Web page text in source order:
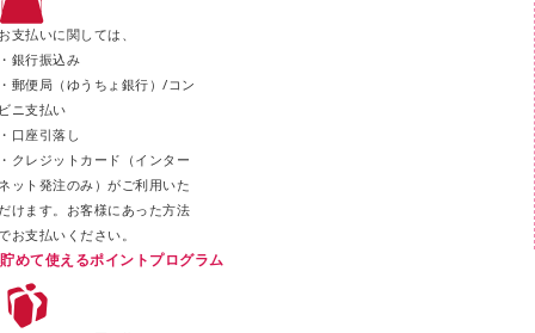
スティックのり
クリップ
カッター
支払いに関しては、
銀行振込み
郵便局（ゆうちょ銀行）/コン
ニ支払い
口座引落し
クレジットカード（インター
ット発注のみ）がご利用いた
けます。お客様にあった方法
お支払いください。
貯めて使えるポイントプログラム